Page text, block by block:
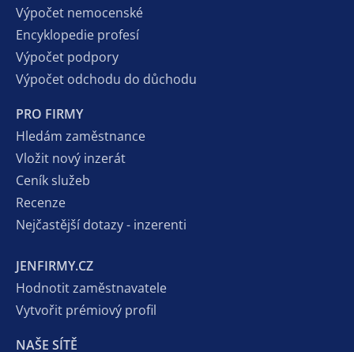
Výpočet nemocenské
Encyklopedie profesí
Výpočet podpory
Výpočet odchodu do důchodu
PRO FIRMY
Hledám zaměstnance
Vložit nový inzerát
Ceník služeb
Recenze
Nejčastější dotazy - inzerenti
JENFIRMY.CZ
Hodnotit zaměstnavatele
Vytvořit prémiový profil
NAŠE SÍTĚ